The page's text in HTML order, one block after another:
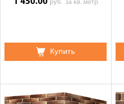
руб. за кв. метр
Купить